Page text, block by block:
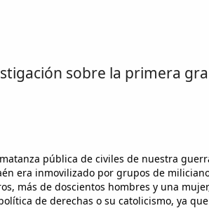
sobre la primera
pública de civiles de nuestra
era inmovilizado por grupos de
más de doscientos hombres y una
de derechas o su catolicismo, ya